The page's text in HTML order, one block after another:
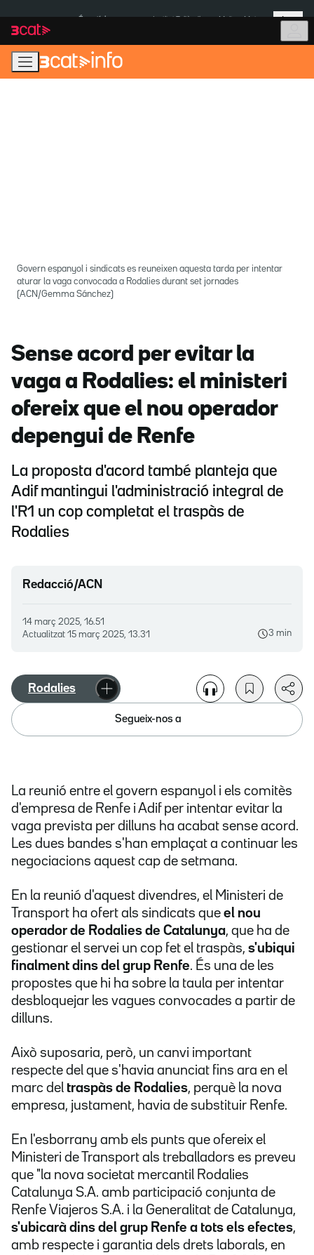
navegació
principal
contingut
Més
Govern espanyol i sindicats es reuneixen aquesta tarda per intentar
aturar la vaga convocada a Rodalies durant set jornades
(ACN/Gemma Sánchez)
Sense acord per evitar la
vaga a Rodalies: el ministeri
ofereix que el nou operador
depengui de Renfe
La proposta d'acord també planteja que
Adif mantingui l'administració integral de
l'R1 un cop completat el traspàs de
Rodalies
Redacció/ACN
14 març 2025, 16.51
Actualitzat 15 març 2025, 13.31 3 min
Rodalies
Segueix-nos a
La reunió entre el govern espanyol i els comitès
d'empresa de Renfe i Adif per intentar evitar la
vaga prevista per dilluns ha acabat sense acord.
Les dues bandes s'han emplaçat a continuar les
negociacions aquest cap de setmana.
En la reunió d'aquest divendres, el Ministeri de
Transport ha ofert als sindicats que el nou
operador de Rodalies de Catalunya, que ha de
gestionar el servei un cop fet el traspàs, s'ubiqui
finalment dins del grup Renfe. És una de les
propostes que hi ha sobre la taula per intentar
desbloquejar les vagues convocades a partir de
dilluns.
Això suposaria, però, un canvi important
respecte del que s'havia anunciat fins ara en el
marc del traspàs de Rodalies, perquè la nova
empresa, justament, havia de substituir Renfe.
En l'esborrany amb els punts que ofereix el
Ministeri de Transport als treballadors es preveu
que "la nova societat mercantil Rodalies
Catalunya S.A. amb participació conjunta de
Renfe Viajeros S.A. i la Generalitat de Catalunya,
s'ubicarà dins del grup Renfe a tots els efectes,
amb respecte i garantia dels drets laborals, en